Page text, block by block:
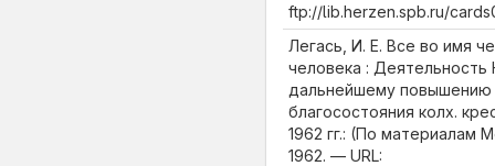
ftp://lib.herzen.spb.ru/
Легась, И. Е. Все во имя
человека : Деятельность
дальнейшему повышению
благосостояния колх.
1962 гг.: (По материалам
1962. — URL: